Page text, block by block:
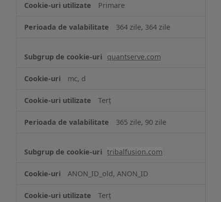
Primare
364 zile, 364 zile
quantserve.com
mc, d
Terț
365 zile, 90 zile
tribalfusion.com
ANON_ID_old, ANON_ID
Terț